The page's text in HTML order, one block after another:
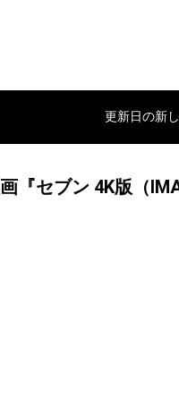
『セブン 4K版（